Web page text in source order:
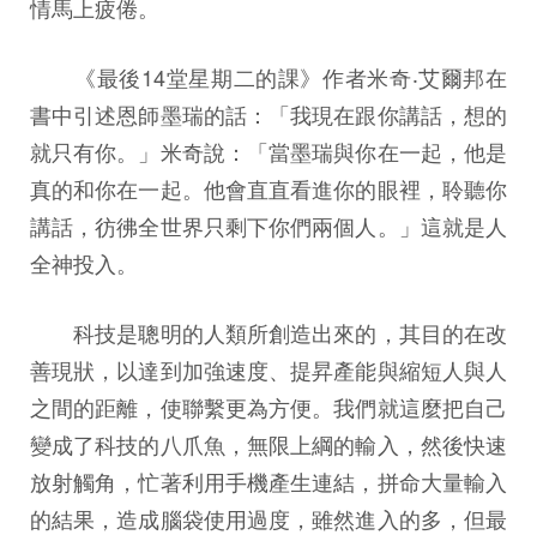
情馬上疲倦。
《最後14堂星期二的課》作者米奇‧艾爾邦在
書中引述恩師墨瑞的話：「我現在跟你講話，想的
就只有你。」米奇說：「當墨瑞與你在一起，他是
真的和你在一起。他會直直看進你的眼裡，聆聽你
講話，彷彿全世界只剩下你們兩個人。」這就是人
全神投入。
科技是聰明的人類所創造出來的，其目的在改
善現狀，以達到加強速度、提昇產能與縮短人與人
之間的距離，使聯繫更為方便。我們就這麼把自己
變成了科技的八爪魚，無限上綱的輸入，然後快速
放射觸角，忙著利用手機產生連結，拼命大量輸入
的結果，造成腦袋使用過度，雖然進入的多，但最